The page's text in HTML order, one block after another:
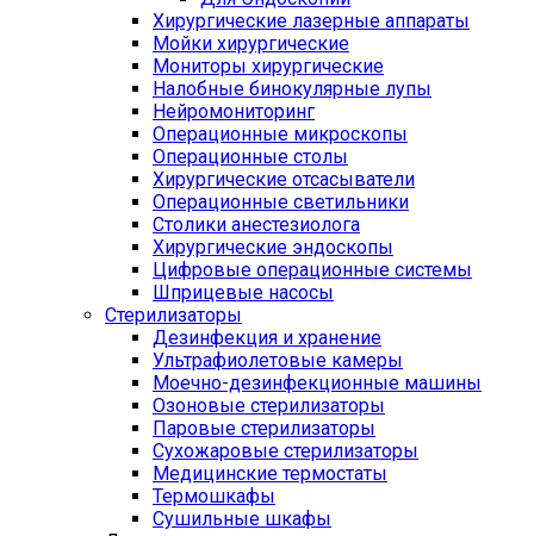
Хирургические лазерные аппараты
Мойки хирургические
Мониторы хирургические
Налобные бинокулярные лупы
Нейромониторинг
Операционные микроскопы
Операционные столы
Хирургические отсасыватели
Операционные светильники
Столики анестезиолога
Хирургические эндоскопы
Цифровые операционные системы
Шприцевые насосы
Стерилизаторы
Дезинфекция и хранение
Ультрафиолетовые камеры
Моечно-дезинфекционные машины
Озоновые стерилизаторы
Паровые стерилизаторы
Сухожаровые стерилизаторы
Медицинские термостаты
Термошкафы
Сушильные шкафы